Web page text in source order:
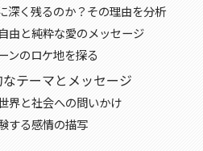
深く残るのか？その理由を分析
由と純粋な愛のメッセージ
ンのロケ地を探る
テーマとメッセージ
界と社会への問いかけ
する感情の描写